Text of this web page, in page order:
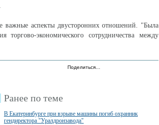
важные аспекты двусторонних отношений. "Была
торгово-экономического сотрудничества между
Поделиться…
Ранее по теме
В Екатеринбурге при взрыве машины погиб охранник
гендиректора "Уралдронзавода"